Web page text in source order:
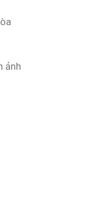
ảnh